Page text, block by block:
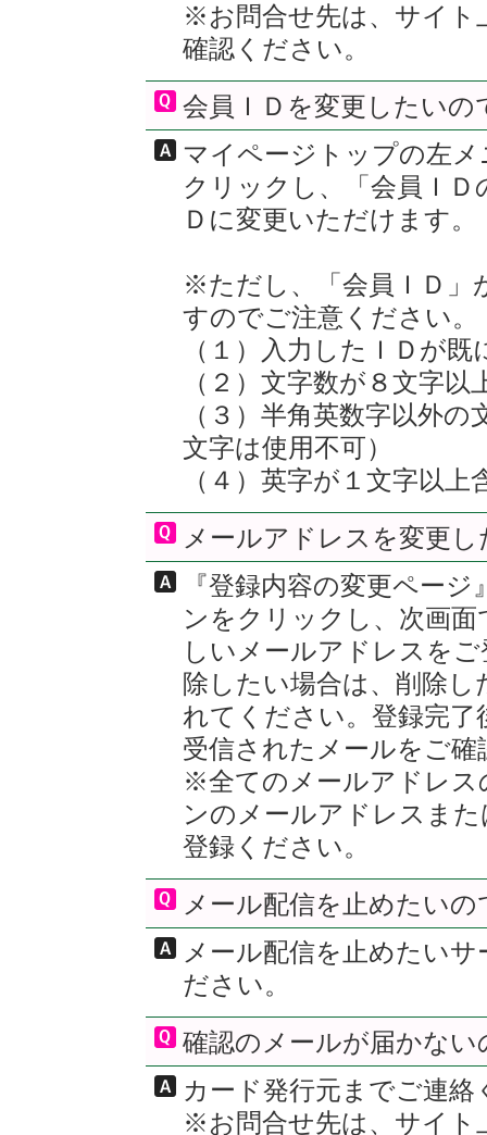
※お問合せ先は、サイト
確認ください。
会員ＩＤを変更したいの
マイページトップの左
クリックし、「会員Ｉ
Ｄに変更いただけます。
※ただし、「会員ＩＤ」
すのでご注意ください。
（１）入力したＩＤが
（２）文字数が８文字
（３）半角英数字以外
文字は使用不可）
（４）英字が１文字以
メールアドレスを変更
『登録内容の変更ペー
ンをクリックし、次画
しいメールアドレスを
除したい場合は、削除
れてください。登録完
受信されたメールをご確
※全てのメールアドレス
ンのメールアドレスま
登録ください。
メール配信を止めたいの
メール配信を止めたい
ださい。
確認のメールが届かない
カード発行元までご連絡
※お問合せ先は、サイト